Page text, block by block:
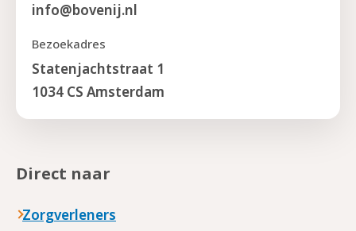
info@bovenij.nl
Bezoekadres
Statenjachtstraat 1
1034 CS Amsterdam
Direct naar
Zorgverleners